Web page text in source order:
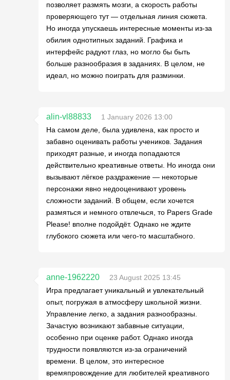
позволяет размять мозги, а скорость работы
проверяющего тут — отдельная линия сюжета.
Но иногда упускаешь интересные моменты из-за
обилия однотипных заданий. Графика и
интерфейс радуют глаз, но могло бы быть
больше разнообразия в заданиях. В целом, не
идеал, но можно поиграть для разминки.
alin-vl88833
1 January 2026 13:00
На самом деле, была удивлена, как просто и
забавно оценивать работы учеников. Задания
приходят разные, и иногда попадаются
действительно креативные ответы. Но иногда они
вызывают лёгкое раздражение — некоторые
персонажи явно недооценивают уровень
сложности заданий. В общем, если хочется
размяться и немного отвлечься, то Papers Grade
Please! вполне подойдёт. Однако не ждите
глубокого сюжета или чего-то масштабного.
anne-1962220
23 August 2025 13:45
Игра предлагает уникальный и увлекательный
опыт, погружая в атмосферу школьной жизни.
Управление легко, а задания разнообразны.
Зачастую возникают забавные ситуации,
особенно при оценке работ. Однако иногда
трудности появляются из-за ограничений
времени. В целом, это интересное
времяпровождение для любителей креативного